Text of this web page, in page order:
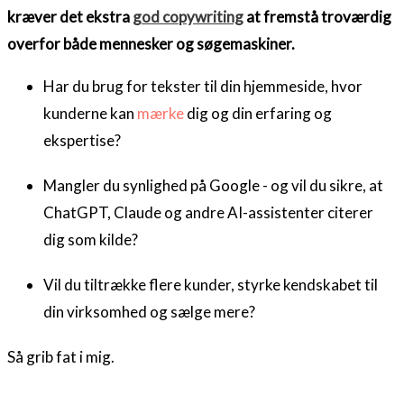
kræver det ekstragod copywritingat fremstå troværdig
overfor både mennesker og søgemaskiner.
Har du brug for tekster til din hjemmeside, hvor
kunderne kan mærkedig og din erfaring og
ekspertise?
Mangler du synlighed på Google - og vil du sikre, at
ChatGPT, Claude og andre AI-assistenter citerer
dig som kilde?
Vil du tiltrække flere kunder, styrke kendskabet til
din virksomhed og sælge mere?
Så grib fat i mig.